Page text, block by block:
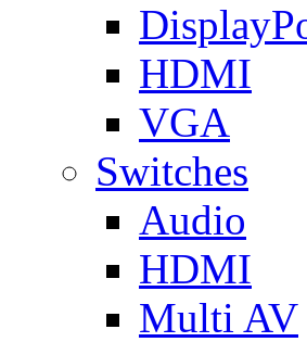
HDMI
VGA
Switches
Audio
HDMI
Multi AV